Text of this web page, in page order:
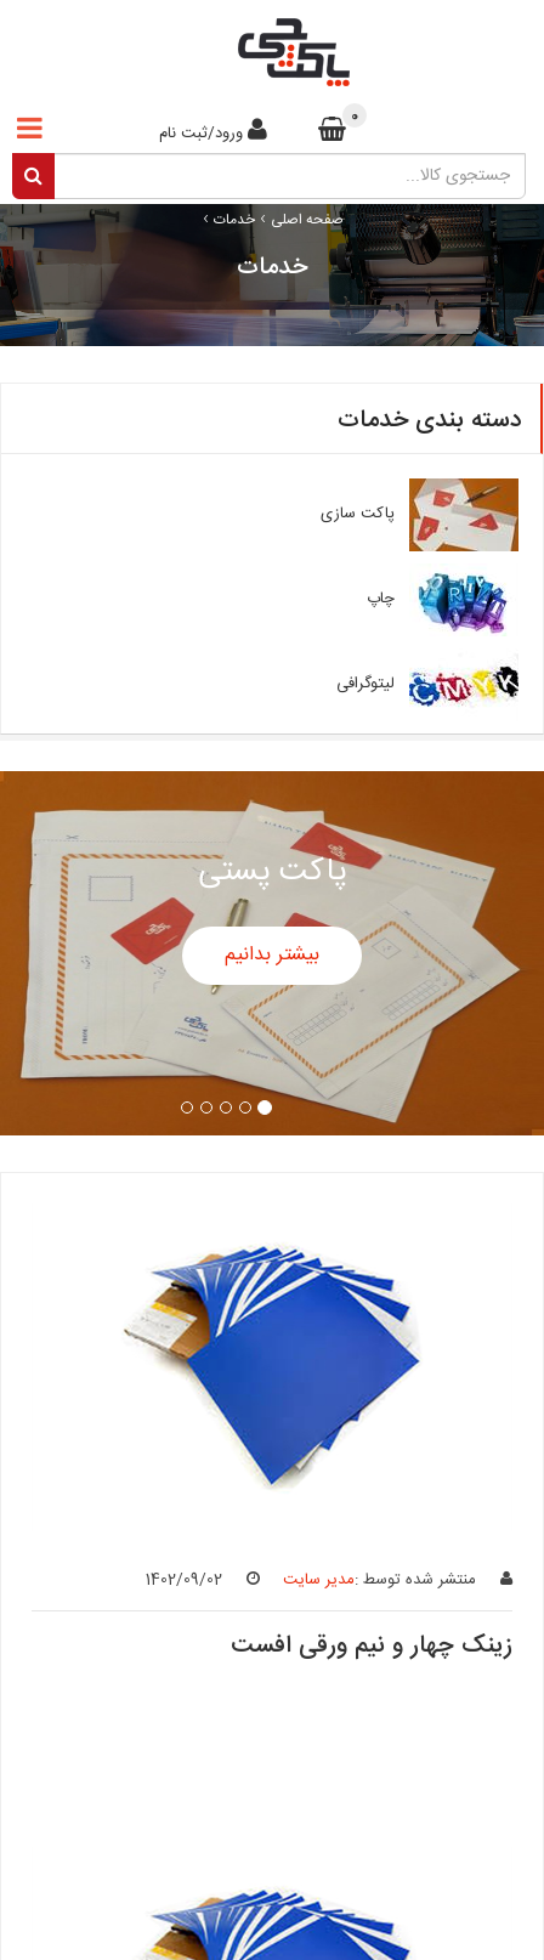
ورود/ثبت نام
0
صفحه اصلی › خدمات ›
خدمات
دسته بندی خدمات
پاکت سازی
چاپ
لیتوگرافی
پاکت پستی
بیشتر بدانیم
منتشر شده توسط :مدیر سایت 1402/09/02
زینک چهار و نیم ورقی افست